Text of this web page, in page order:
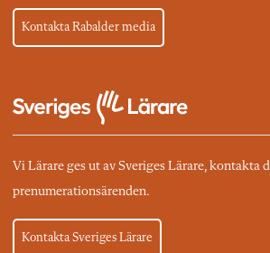
Kontakta Rabalder media
Vi Lärare ges ut av Sveriges Lärare, kontakta
prenumerationsärenden.
Kontakta Sveriges Lärare